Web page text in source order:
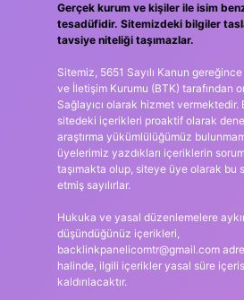
Gerçek kurum ve kişiler ile isim
tesadüfidir. Sitemizdeki bilgiler
tavsiye niteliği taşımazlar.
Sitemiz, 5651 Sayılı Kanun
ve İletişim Kurumu (BTK) tarafından
Sağlayıcı olarak hizmet vermektedir.
sitedeki içerikleri proaktif olarak
araştırma yükümlülüğümüz
üyelerimiz yazdıkları içeriklerin
taşımakta olup, siteye üye olarak bu
etmiş sayılırlar.
Hukuka ve yasal düzenlemelere
düşündüğünüz içerikleri,
backlinkpanelicomtr@gmail.com
halinde, ilgili içerikler yasal süre
kaldırılacaktır.